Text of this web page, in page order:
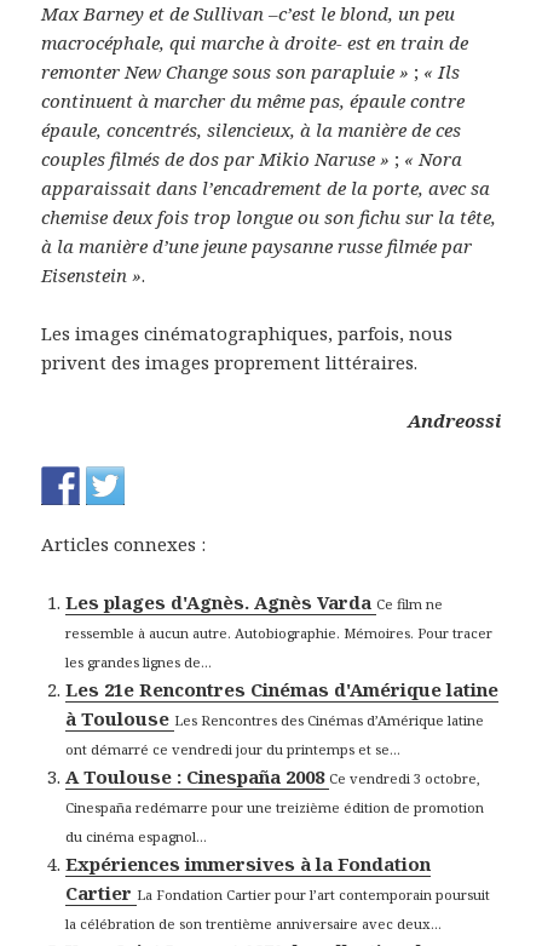
Max Barney et de Sullivan –c’est le blond, un peu
macrocéphale, qui marche à droite- est en train de
remonter New Change sous son parapluie » ; « Ils
continuent à marcher du même pas, épaule contre
épaule, concentrés, silencieux, à la manière de ces
couples filmés de dos par Mikio Naruse » ; « Nora
apparaissait dans l’encadrement de la porte, avec sa
chemise deux fois trop longue ou son fichu sur la tête,
à la manière d’une jeune paysanne russe filmée par
Eisenstein ».
Les images cinématographiques, parfois, nous
privent des images proprement littéraires.
Andreossi
Articles connexes :
Les plages d'Agnès. Agnès Varda Ce film ne
ressemble à aucun autre. Autobiographie. Mémoires. Pour tracer
les grandes lignes de...
Les 21e Rencontres Cinémas d'Amérique latine
à Toulouse Les Rencontres des Cinémas d’Amérique latine
ont démarré ce vendredi jour du printemps et se...
A Toulouse : Cinespaña 2008 Ce vendredi 3 octobre,
Cinespaña redémarre pour une treizième édition de promotion
du cinéma espagnol...
Expériences immersives à la Fondation
Cartier La Fondation Cartier pour l’art contemporain poursuit
la célébration de son trentième anniversaire avec deux...